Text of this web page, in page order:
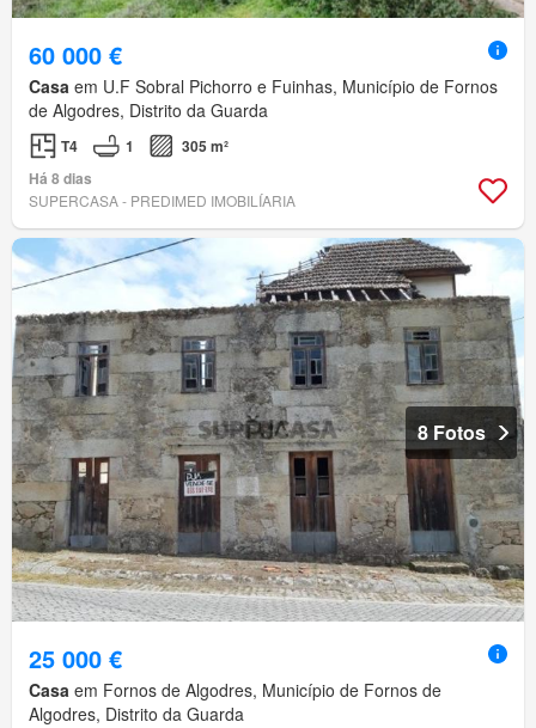
60 000 €
Casa em U.F Sobral Pichorro e Fuinhas, Município de Fornos
de Algodres, Distrito da Guarda
T4 1
305 m²
Há 8 dias
SUPERCASA - PREDIMED IMOBILÍARIA
8 Fotos
25 000 €
Casa em Fornos de Algodres, Município de Fornos de
Algodres, Distrito da Guarda